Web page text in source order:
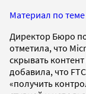
Материал по теме
Директор Бюро
отметила, что
скрывать
добавила, что
«получить